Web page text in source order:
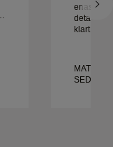
detalj
klart i tid.
SEDAN